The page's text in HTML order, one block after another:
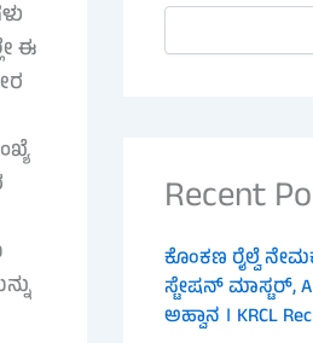
ಈ
Recent
ಕೊಂಕಣ ರೈಲ್ವೆ
ಸ್ಟೇಷನ್ ಮಾಸ್ಟರ್,
ಅಹ್ವಾನ । KRCL